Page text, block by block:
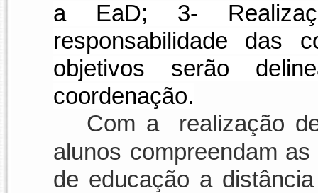
a EaD; 3-
responsabilidade das
objetivos serão
coordenação.
Com a
realização
alunos compreendam
de educação a